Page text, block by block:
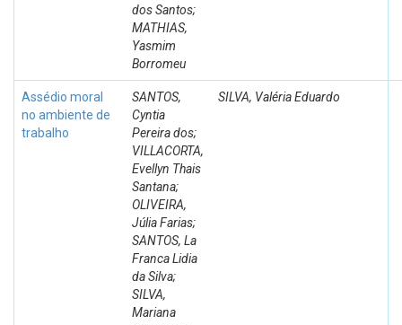
dos Santos;
MATHIAS,
Yasmim
Borromeu
Assédio moral
no ambiente de
trabalho
SANTOS,
Cyntia
Pereira dos;
VILLACORTA,
Evellyn Thais
Santana;
OLIVEIRA,
Júlia Farias;
SANTOS, La
Franca Lidia
da Silva;
SILVA,
Mariana
SILVA, Valéria Eduardo